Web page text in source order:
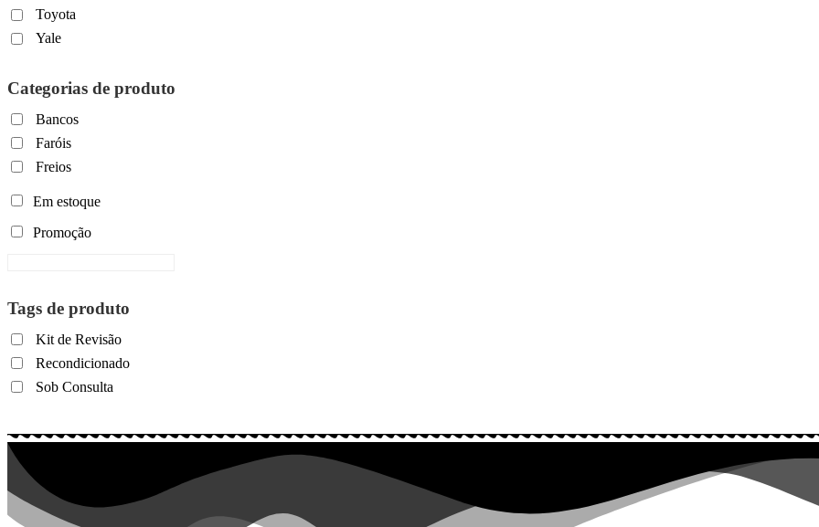
Toyota
Yale
Categorias de produto
Bancos
Faróis
Freios
Em estoque
Promoção
Tags de produto
Kit de Revisão
Recondicionado
Sob Consulta